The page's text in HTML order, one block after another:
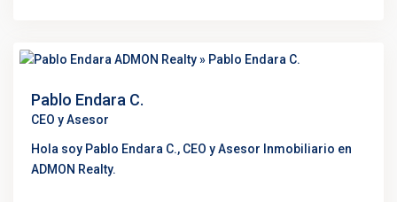
Pablo Endara C.
CEO y Asesor
Hola soy Pablo Endara C., CEO y Asesor Inmobiliario en
ADMON Realty.